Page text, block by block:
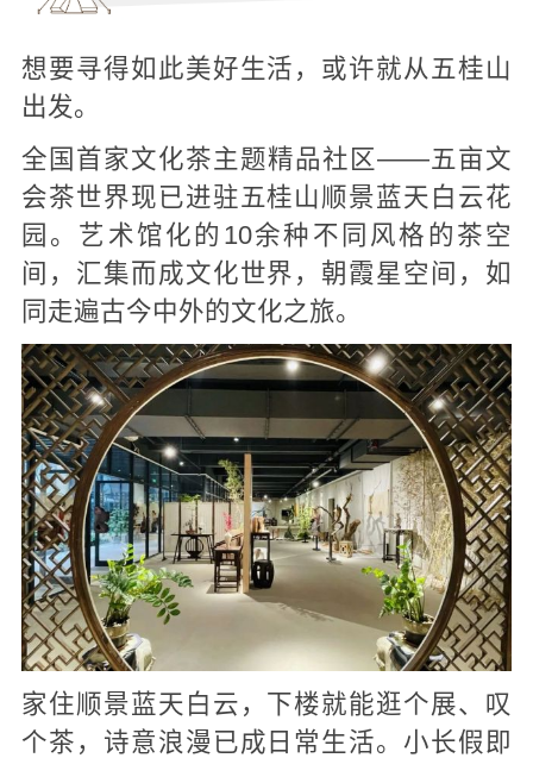
想要寻得如此美好生活，或许就从五桂山
出发。
全国首家文化茶主题精品社区——五亩文
会茶世界现已进驻五桂山顺景蓝天白云花
园。艺术馆化的10余种不同风格的茶空
间，汇集而成文化世界，朝霞星空间，如
同走遍古今中外的文化之旅。
家住顺景蓝天白云，下楼就能逛个展、叹
个茶，诗意浪漫已成日常生活。 小长假即